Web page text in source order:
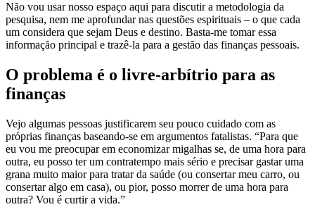
Não vou usar nosso espaço aqui para discutir a metodologia da
pesquisa, nem me aprofundar nas questões espirituais – o que cada
um considera que sejam Deus e destino. Basta-me tomar essa
informação principal e trazê-la para a gestão das finanças pessoais.
O problema é o livre-arbítrio para as
finanças
Vejo algumas pessoas justificarem seu pouco cuidado com as
próprias finanças baseando-se em argumentos fatalistas. “Para que
eu vou me preocupar em economizar migalhas se, de uma hora para
outra, eu posso ter um contratempo mais sério e precisar gastar uma
grana muito maior para tratar da saúde (ou consertar meu carro, ou
consertar algo em casa), ou pior, posso morrer de uma hora para
outra? Vou é curtir a vida.”